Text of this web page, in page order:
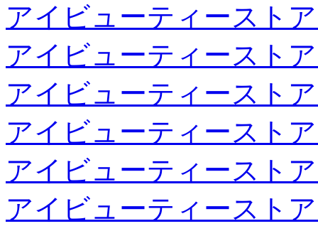
アイビューティースト
アイビューティースト
アイビューティースト
アイビューティースト
アイビューティースト
アイビューティースト